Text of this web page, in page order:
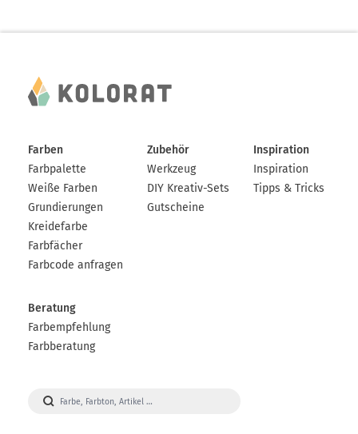
Farben
Farbpalette
Weiße Farben
Grundierungen
Kreidefarbe
Farbfächer
Farbcode anfragen
Zubehör
Werkzeug
DIY Kreativ-Sets
Gutscheine
Inspiration
Inspiration
Tipps & Tricks
Beratung
Farbempfehlung
Farbberatung